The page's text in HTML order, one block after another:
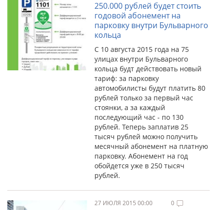
250.000 рублей будет стоить
годовой абонемент на
парковку внутри Бульварного
кольца
С 10 августа 2015 года на 75
улицах внутри Бульварного
кольца будт действовать новый
тариф: за парковку
автомобилисты будут платить 80
рублей только за первый час
стоянки, а за каждый
последующий час - по 130
рублей. Теперь заплатив 25
тысяч рублей можно получить
месячный абонемент на платную
парковку. Абонемент на год
обойдется уже в 250 тысяч
рублей.
27 ИЮЛЯ 2015 00:00 0